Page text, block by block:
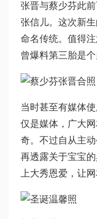
张晋与蔡少芬此
张信儿。这次新
命名传统。值得
曾爆料第三胎是个
当时甚至有媒体
仅是媒体，广大
奇。不过自从主
再透露关于宝宝
上大秀恩爱，让